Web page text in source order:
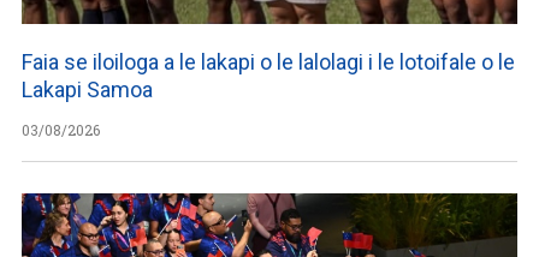
Faia se iloiloga a le lakapi o le lalolagi i le lotoifale o le
Lakapi Samoa
03/08/2026